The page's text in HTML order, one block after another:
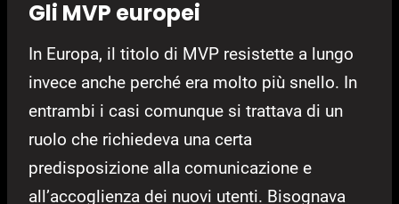
Gli MVP europei
In Europa, il titolo di MVP resistette a lungo
invece anche perché era molto più snello. In
entrambi i casi comunque si trattava di un
ruolo che richiedeva una certa
predisposizione alla comunicazione e
all’accoglienza dei nuovi utenti. Bisognava